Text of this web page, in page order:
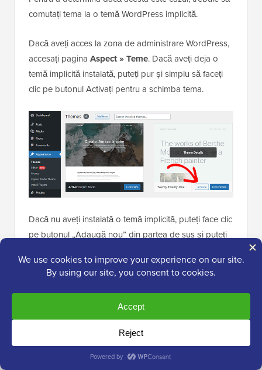
comutați tema la o temă WordPress implicită.
Dacă aveți acces la zona de administrare WordPress,
accesați pagina Aspect » Teme. Dacă aveți deja o
temă implicită instalată, puteți pur și simplu să faceți
clic pe butonul Activați pentru a schimba tema.
Dacă nu aveți instalată o temă implicită, puteți face clic
pe butonul „Adaugă nou” din partea de sus și puteți
Twenty-Four și așa mai departe).
Dacă nu aveți acces la zona de administrare
WordPress, puteți comuta în continuare la o temă
Pur și simplu conectați-vă la site-ul dvs. WordPress